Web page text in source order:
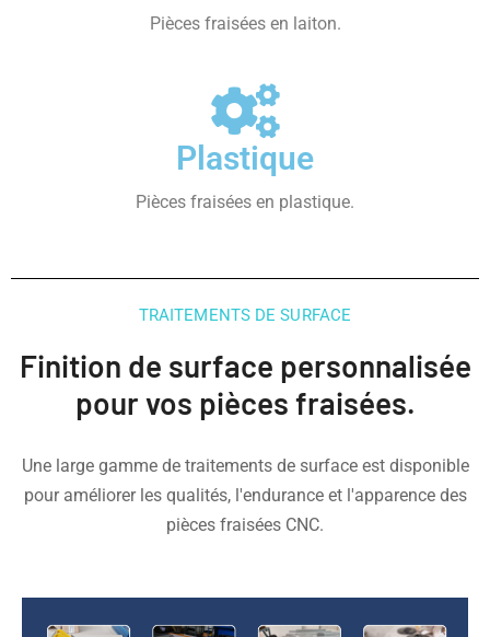
Pièces fraisées en laiton.
Plastique
Pièces fraisées en plastique.
TRAITEMENTS DE SURFACE
Finition de surface personnalisée
pour vos pièces fraisées.
Une large gamme de traitements de surface est disponible
pour améliorer les qualités, l'endurance et l'apparence des
pièces fraisées CNC.